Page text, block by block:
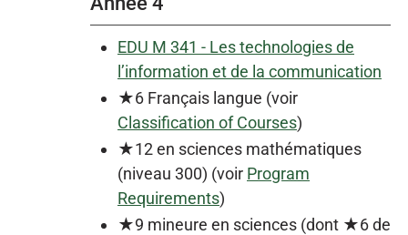
EDU M 341 - Les technologies de
l’information et de la communication
★6 Français langue (voir
Classification of Courses)
★12 en sciences mathématiques
(niveau 300) (voir Program
Requirements)
★9 mineure en sciences (dont ★6 de